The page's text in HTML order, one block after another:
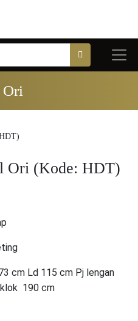
Ori (Kode: HDT)
cm Ld 115 cm Pj lengan
190 cm